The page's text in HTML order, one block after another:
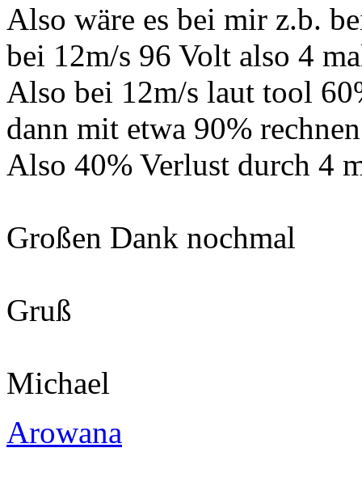
Also wäre es bei mir z.b.
bei 12m/s 96 Volt also 4
Also bei 12m/s laut tool
dann mit etwa 90%
Also 40% Verlust durch 4
Großen Dank nochmal
Gruß
Michael
Arowana